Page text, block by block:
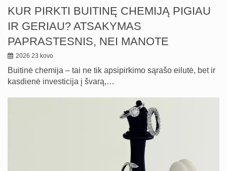
KUR PIRKTI BUITINĘ CHEMIJĄ PIGIAU
IR GERIAU? ATSAKYMAS
PAPRASTESNIS, NEI MANOTE
2026 23 kovo
Buitinė chemija – tai ne tik apsipirkimo sąrašo eilutė, bet ir
kasdienė investicija į švarą,…